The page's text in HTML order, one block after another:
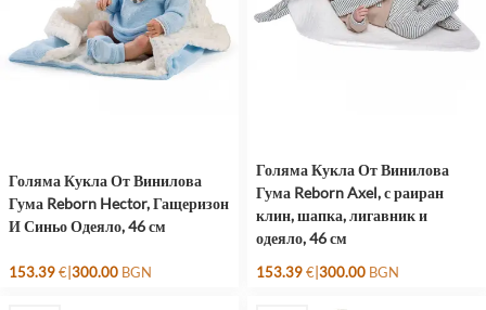
Голяма Кукла От Винилова
Гума Reborn Hector, Гащеризон
И Синьо Одеяло, 46 см
153.39€|300.00 BGN
Голяма Кукла От Винилова
Гума Reborn Axel, с раиран
клин, шапка, лигавник и
одеяло, 46 см
153.39€|300.00 BGN